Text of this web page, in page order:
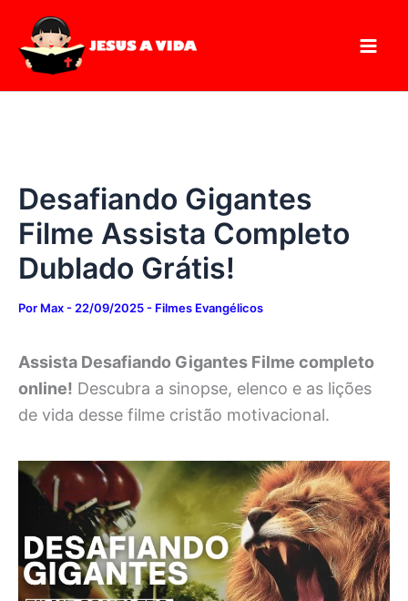
para
conteúdo
Desafiando Gigantes
Filme Assista Completo
Dublado Grátis!
Por Max- 22/09/2025- Filmes Evangélicos
Assista Desafiando Gigantes Filme completo
online! Descubra a sinopse, elenco e as lições
de vida desse filme cristão motivacional.
seu
e-
mail…